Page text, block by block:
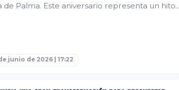
de Palma. Este aniversario representa un hito
junio de 2026 | 17:22